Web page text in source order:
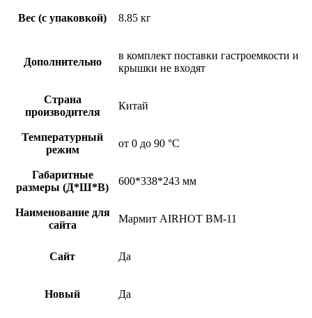
Вес (с упаковкой) 8.85 кг
Дополнительно
в комплект поставки гастроемкости и
крышки не входят
Страна
производителя
Китай
Температурный
режим
от 0 до 90 °C
Габаритные
размеры (Д*Ш*В)
600*338*243 мм
Наименование для
сайта
Мармит AIRHOT BM-11
Сайт Да
Новый Да